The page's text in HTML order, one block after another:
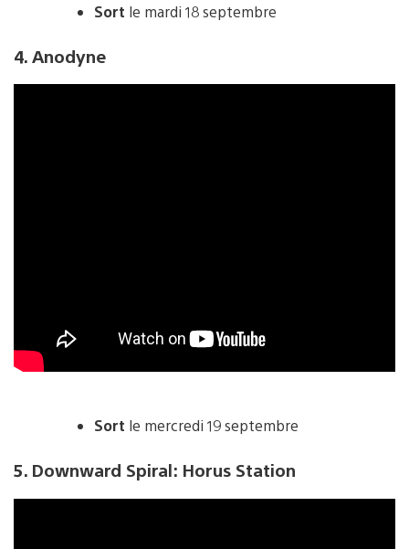
Sort le mardi 18 septembre
4. Anodyne
Sort le mercredi 19 septembre
5. Downward Spiral: Horus Station